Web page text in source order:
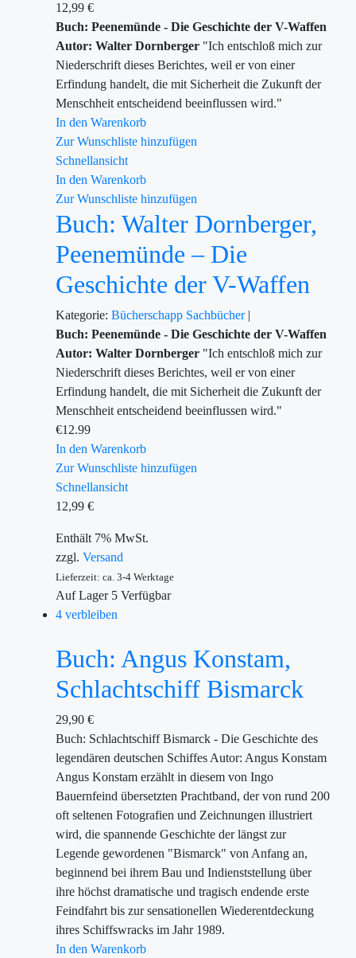
12,99 €
Buch: Peenemünde - Die Geschichte der V-Waffen
Autor: Walter Dornberger "Ich entschloß mich zur
Niederschrift dieses Berichtes, weil er von einer
Erfindung handelt, die mit Sicherheit die Zukunft der
Menschheit entscheidend beeinflussen wird."
In den Warenkorb
Zur Wunschliste hinzufügen
Schnellansicht
In den Warenkorb
Zur Wunschliste hinzufügen
Buch: Walter Dornberger,
Peenemünde – Die
Geschichte der V-Waffen
Kategorie: Bücherschapp Sachbücher |
Buch: Peenemünde - Die Geschichte der V-Waffen
Autor: Walter Dornberger "Ich entschloß mich zur
Niederschrift dieses Berichtes, weil er von einer
Erfindung handelt, die mit Sicherheit die Zukunft der
Menschheit entscheidend beeinflussen wird."
€12.99
In den Warenkorb
Zur Wunschliste hinzufügen
Schnellansicht
12,99 €
Enthält 7% MwSt.
zzgl. Versand
Lieferzeit: ca. 3-4 Werktage
Auf Lager5 Verfügbar
4 verbleiben
Buch: Angus Konstam,
Schlachtschiff Bismarck
29,90 €
Buch: Schlachtschiff Bismarck - Die Geschichte des
legendären deutschen Schiffes Autor: Angus Konstam
Angus Konstam erzählt in diesem von Ingo
Bauernfeind übersetzten Prachtband, der von rund 200
oft seltenen Fotografien und Zeichnungen illustriert
wird, die spannende Geschichte der längst zur
Legende gewordenen "Bismarck" von Anfang an,
beginnend bei ihrem Bau und Indienststellung über
ihre höchst dramatische und tragisch endende erste
Feindfahrt bis zur sensationellen Wiederentdeckung
ihres Schiffswracks im Jahr 1989.
In den Warenkorb